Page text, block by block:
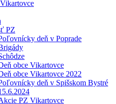
PZ
deň v Poprade
obce Vikartovce
obce Vikartovce 2022
deň v Spišskom Bystré
PZ Vikartovce